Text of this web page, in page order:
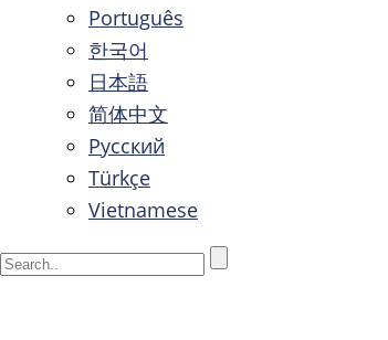
Português
한국어
日本語
简体中文
Русский
Türkçe
Vietnamese